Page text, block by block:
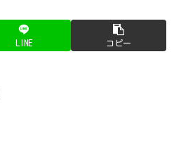
LINE コピー